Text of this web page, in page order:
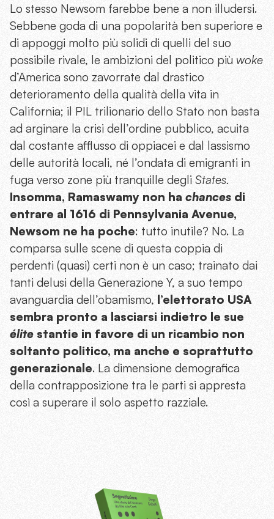
Lo stesso Newsom farebbe bene a non illudersi.
Sebbene goda di una popolarità ben superiore e
di appoggi molto più solidi di quelli del suo
possibile rivale, le ambizioni del politico più woke
d’America sono zavorrate dal drastico
deterioramento della qualità della vita in
California; il PIL trilionario dello Stato non basta
ad arginare la crisi dell’ordine pubblico, acuita
dal costante afflusso di oppiacei e dal lassismo
delle autorità locali, né l’ondata di emigranti in
fuga verso zone più tranquille degli States.
Insomma, Ramaswamy non ha chances di
entrare al 1616 di Pennsylvania Avenue,
Newsom ne ha poche: tutto inutile? No. La
comparsa sulle scene di questa coppia di
perdenti (quasi) certi non è un caso; trainato dai
tanti delusi della Generazione Y, a suo tempo
avanguardia dell’obamismo, l’elettorato USA
sembra pronto a lasciarsi indietro le sue
élite stantie in favore di un ricambio non
soltanto politico, ma anche e soprattutto
generazionale. La dimensione demografica
della contrapposizione tra le parti si appresta
così a superare il solo aspetto razziale.